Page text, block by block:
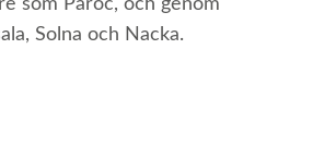
som Paroc, och genom
Solna och Nacka.